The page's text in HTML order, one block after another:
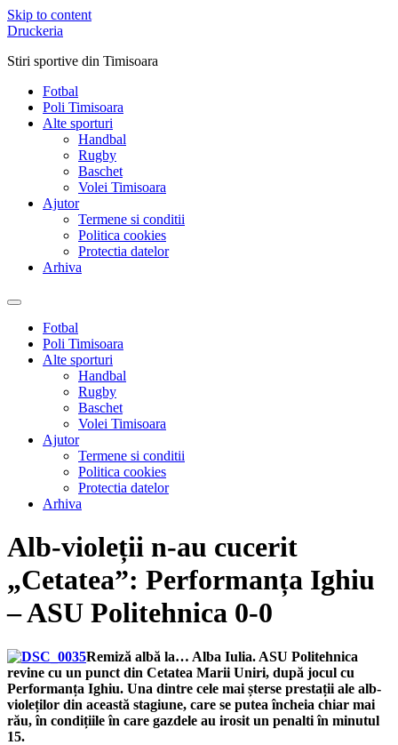
Skip to content
Druckeria
Stiri sportive din Timisoara
Fotbal
Poli Timisoara
Alte sporturi
Handbal
Rugby
Baschet
Volei Timisoara
Ajutor
Termene si conditii
Politica cookies
Protectia datelor
Arhiva
Fotbal
Poli Timisoara
Alte sporturi
Handbal
Rugby
Baschet
Volei Timisoara
Ajutor
Termene si conditii
Politica cookies
Protectia datelor
Arhiva
Alb-violeții n-au cucerit
„Cetatea”: Performanța Ighiu
– ASU Politehnica 0-0
Remiză albă la… Alba Iulia. ASU Politehnica
revine cu un punct din Cetatea Marii Uniri, după jocul cu
Performanța Ighiu. Una dintre cele mai șterse prestații ale alb-
violeților din această stagiune, care se putea încheia chiar mai
rău, în condițiile în care gazdele au irosit un penalti în minutul
15.